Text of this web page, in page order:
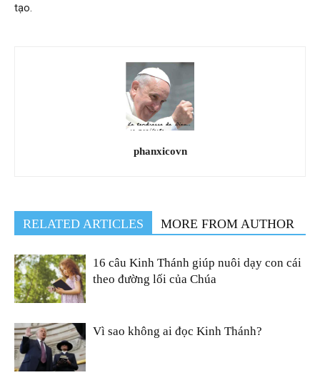
tạo.
phanxicovn
RELATED ARTICLES MORE FROM AUTHOR
16 câu Kinh Thánh giúp nuôi dạy con cái
theo đường lối của Chúa
Vì sao không ai đọc Kinh Thánh?